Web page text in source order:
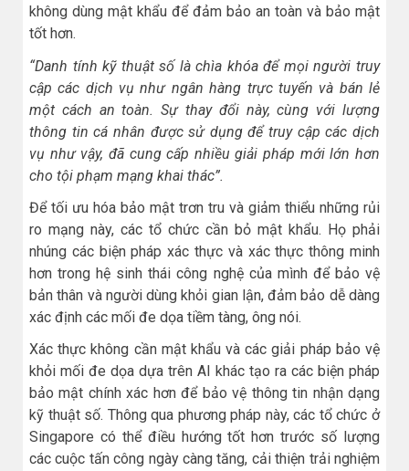
không dùng mật khẩu để đảm bảo an toàn và bảo mật
tốt hơn.
“Danh tính kỹ thuật số là chìa khóa để mọi người truy
cập các dịch vụ như ngân hàng trực tuyến và bán lẻ
một cách an toàn. Sự thay đổi này, cùng với lượng
thông tin cá nhân được sử dụng để truy cập các dịch
vụ như vậy, đã cung cấp nhiều giải pháp mới lớn hơn
cho tội phạm mạng khai thác”.
Để tối ưu hóa bảo mật trơn tru và giảm thiểu những rủi
ro mạng này, các tổ chức cần bỏ mật khẩu. Họ phải
nhúng các biện pháp xác thực và xác thực thông minh
hơn trong hệ sinh thái công nghệ của mình để bảo vệ
bản thân và người dùng khỏi gian lận, đảm bảo dễ dàng
xác định các mối đe dọa tiềm tàng, ông nói.
Xác thực không cần mật khẩu và các giải pháp bảo vệ
khỏi mối đe dọa dựa trên AI khác tạo ra các biện pháp
bảo mật chính xác hơn để bảo vệ thông tin nhận dạng
kỹ thuật số. Thông qua phương pháp này, các tổ chức ở
Singapore có thể điều hướng tốt hơn trước số lượng
các cuộc tấn công ngày càng tăng, cải thiện trải nghiệm